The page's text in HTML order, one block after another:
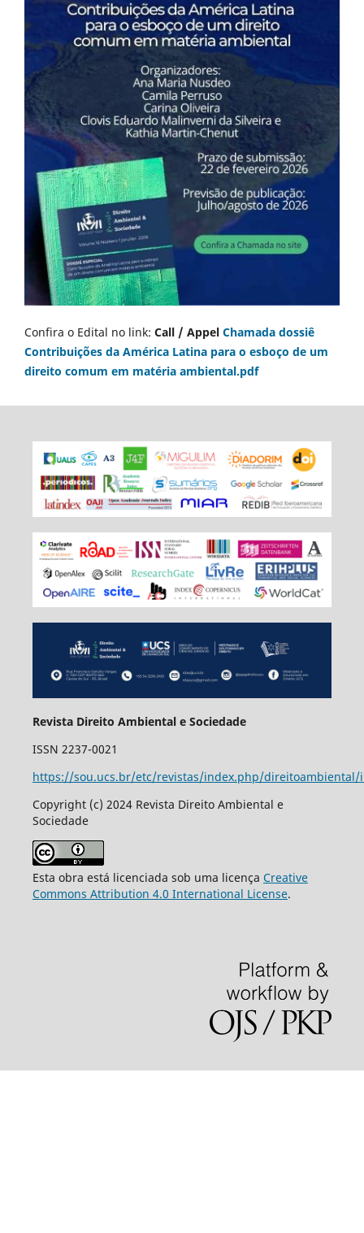
Confira o Edital no link: Call / Appel Chamada dossiê
Contribuições da América Latina para o esboço de um
direito comum em matéria ambiental.pdf
Revista Direito Ambiental e Sociedade
ISSN 2237-0021
https://sou.ucs.br/etc/revistas/index.php/direitoambiental/
Copyright (c) 2024 Revista Direito Ambiental e
Sociedade
Esta obra está licenciada sob uma licença Creative
Commons Attribution 4.0 International License.